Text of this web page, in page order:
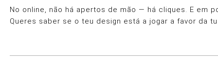
No online, não há apertos de mão — há cliques. E em
Queres saber se o teu design está a jogar a favor da